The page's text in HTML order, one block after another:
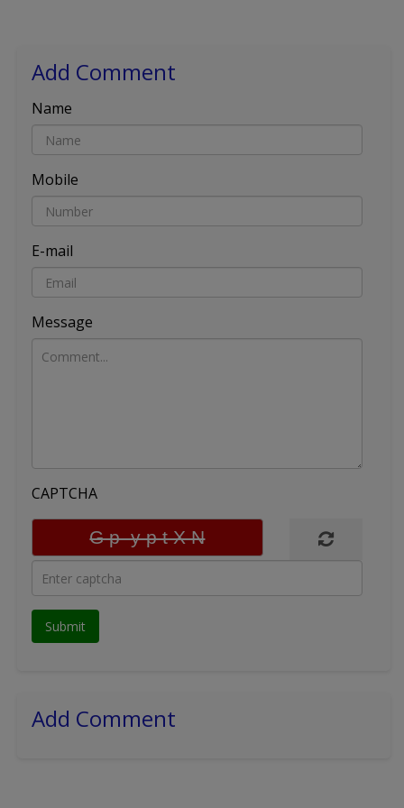
Add Comment
Name
Mobile
E-mail
Message
CAPTCHA
Add Comment